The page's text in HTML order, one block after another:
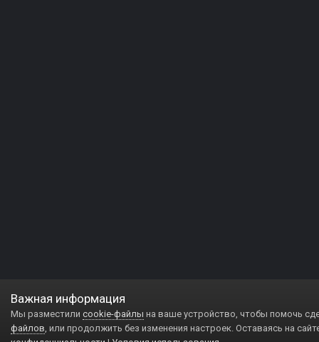
Важная информация
Мы разместили cookie-файлы на ваше устройство, чтобы помочь
файлов, или продолжить без изменения настроек. Оставаясь на